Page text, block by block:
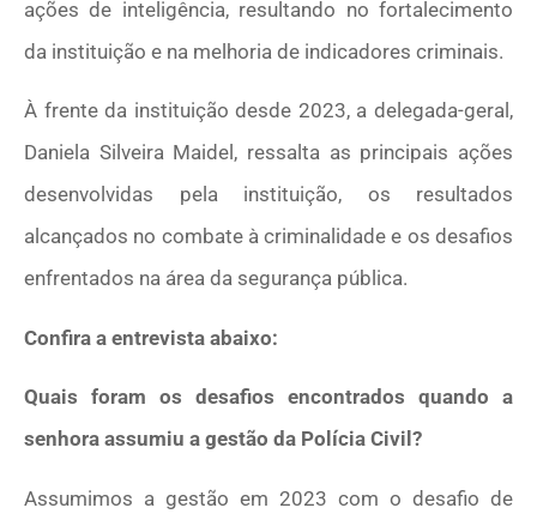
ações de inteligência, resultando no fortalecimento
da instituição e na melhoria de indicadores criminais.
À frente da instituição desde 2023, a delegada-geral,
Daniela Silveira Maidel, ressalta as principais ações
desenvolvidas pela instituição, os resultados
alcançados no combate à criminalidade e os desafios
enfrentados na área da segurança pública.
Confira a entrevista abaixo:
Quais foram os desafios encontrados quando a
senhora assumiu a gestão da Polícia Civil?
Assumimos a gestão em 2023 com o desafio de